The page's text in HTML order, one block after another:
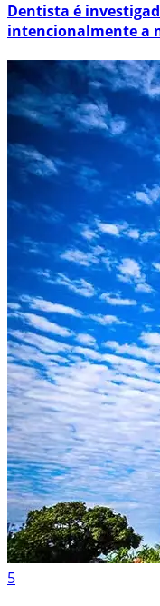
Dentista é
intencionalmente a
5